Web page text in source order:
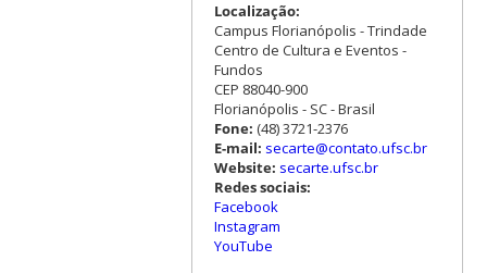
Localização:
Campus Florianópolis - Trindade
Centro de Cultura e Eventos -
Fundos
CEP 88040-900
Florianópolis - SC - Brasil
Fone: (48) 3721-2376
E-mail: secarte@contato.ufsc.br
Website: secarte.ufsc.br
Redes sociais:
Facebook
Instagram
YouTube